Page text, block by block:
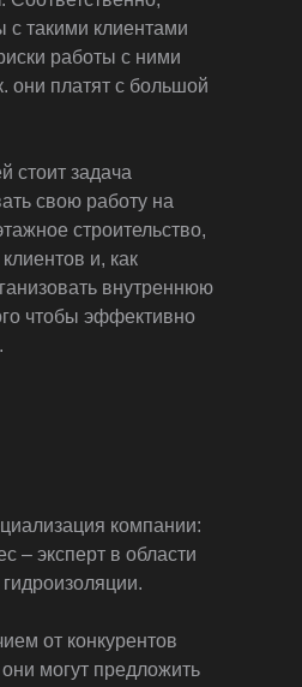
с такими клиентами
работы с ними
они платят с большой
стоит задача
свою работу на
строительство,
и, как
внутреннюю
чтобы эффективно
компании:
– эксперт в области
от конкурентов
они могут предложить